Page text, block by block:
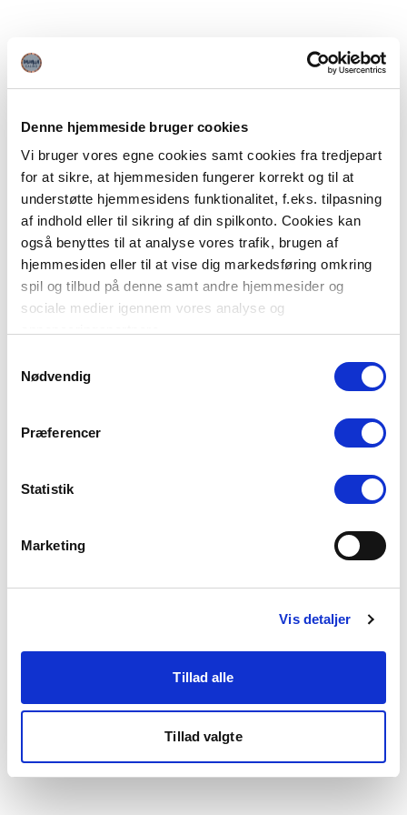
Denne hjemmeside bruger cookies
Vi bruger vores egne cookies samt cookies fra tredjepart
for at sikre, at hjemmesiden fungerer korrekt og til at
understøtte hjemmesidens funktionalitet, f.eks. tilpasning
af indhold eller til sikring af din spilkonto. Cookies kan
også benyttes til at analyse vores trafik, brugen af
hjemmesiden eller til at vise dig markedsføring omkring
spil og tilbud på denne samt andre hjemmesider og
sociale medier igennem vores analyse og
Du kan læse mere om vores brug af cookies under
"Detaljer" eller ved at klikke videre til vores Cookiepolitik,
Nødvendig
Præferencer
Statistik
Marketing
Vis detaljer
Tillad alle
Tillad valgte